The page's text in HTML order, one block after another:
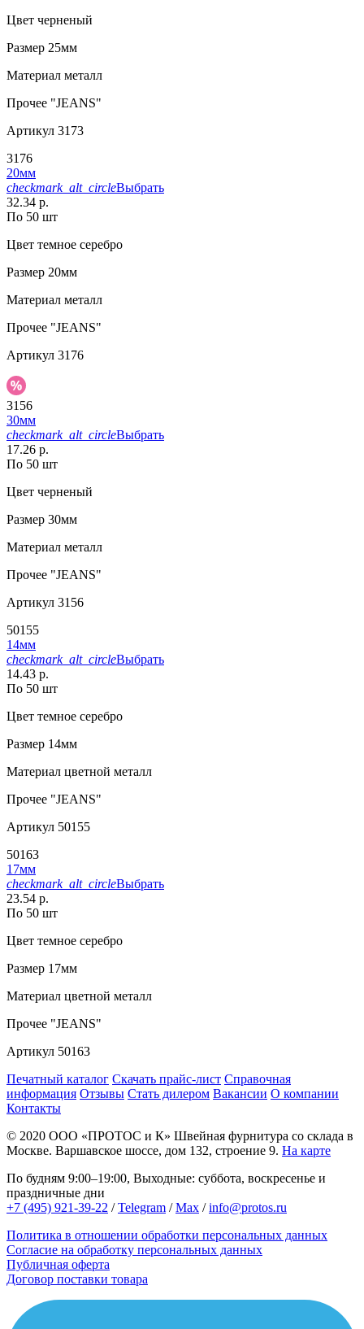
Цвет черненый
Размер 25мм
Материал металл
Прочее "JEANS"
Артикул 3173
3176
20мм
checkmark_alt_circleВыбрать
32.34 р.
По 50 шт
Цвет темное серебро
Размер 20мм
Материал металл
Прочее "JEANS"
Артикул 3176
3156
30мм
checkmark_alt_circleВыбрать
17.26 р.
По 50 шт
Цвет черненый
Размер 30мм
Материал металл
Прочее "JEANS"
Артикул 3156
50155
14мм
checkmark_alt_circleВыбрать
14.43 р.
По 50 шт
Цвет темное серебро
Размер 14мм
Материал цветной металл
Прочее "JEANS"
Артикул 50155
50163
17мм
checkmark_alt_circleВыбрать
23.54 р.
По 50 шт
Цвет темное серебро
Размер 17мм
Материал цветной металл
Прочее "JEANS"
Артикул 50163
Печатный каталог Скачать прайс-лист Справочная
информация Отзывы Стать дилером Вакансии О компании
Контакты
© 2020 ООО «ПРОТОС и К» Швейная фурнитура со склада в
Москве. Варшавское шоссе, дом 132, строение 9. На карте
По будням 9:00–19:00, Выходные: суббота, воскресенье и
праздничные дни
+7 (495) 921-39-22 /Telegram /Max /info@protos.ru
Политика в отношении обработки персональных данных
Согласие на обработку персональных данных
Публичная оферта
Договор поставки товара